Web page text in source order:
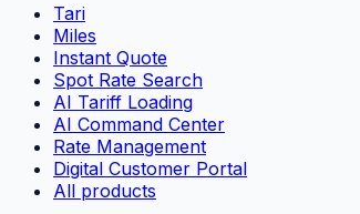
Tari
Miles
Instant Quote
Spot Rate Search
AI Tariff Loading
AI Command Center
Rate Management
Digital Customer Portal
All products